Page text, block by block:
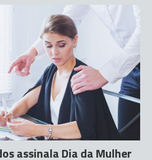
assinala Dia da Mulher